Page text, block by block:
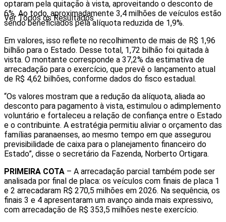
Ver Todos os Resultados
optaram pela quitação à vista, aproveitando o desconto de
6%. Ao todo, aproximadamente 3,4 milhões de veículos estão
sendo beneficiados pela alíquota reduzida de 1,9%.
Em valores, isso reflete no recolhimento de mais de R$ 1,96
bilhão para o Estado. Desse total, 1,72 bilhão foi quitada à
vista. O montante corresponde a 37,2% da estimativa de
arrecadação para o exercício, que prevê o lançamento atual
de R$ 4,62 bilhões, conforme dados do fisco estadual.
“Os valores mostram que a redução da alíquota, aliada ao
desconto para pagamento à vista, estimulou o adimplemento
voluntário e fortaleceu a relação de confiança entre o Estado
e o contribuinte. A estratégia permitiu aliviar o orçamento das
famílias paranaenses, ao mesmo tempo em que assegurou
previsibilidade de caixa para o planejamento financeiro do
Estado”, disse o secretário da Fazenda, Norberto Ortigara.
PRIMEIRA COTA – A arrecadação parcial também pode ser
analisada por final de placa: os veículos com finais de placa 1
e 2 arrecadaram R$ 270,5 milhões em 2026. Na sequência, os
finais 3 e 4 apresentaram um avanço ainda mais expressivo,
com arrecadação de R$ 353,5 milhões neste exercício.